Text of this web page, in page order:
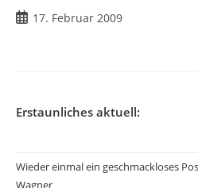
Beitrag17. Februar 2009
Erstaunliches aktuell:
Wieder einmal ein geschmackloses
Wagner